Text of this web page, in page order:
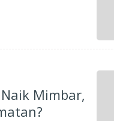
Mimbar,